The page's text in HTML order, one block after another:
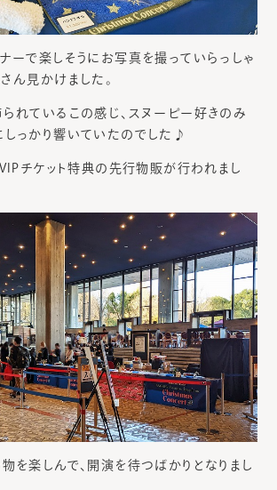
ーで楽しそうにお写真を撮っていらっしゃ
ん見かけました。
れているこの感じ、スヌーピー好きのみ
しっかり響いていたのでした♪
チケット特典の先行物販が行われまし
を楽しんで、開演を待つばかりとなりまし